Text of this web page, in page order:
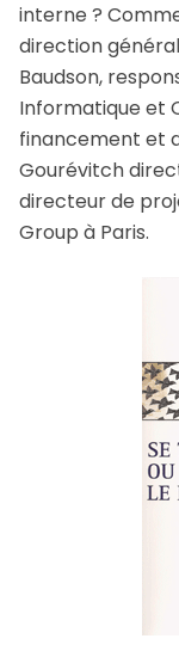
interne ?
direction
Baudson,
Informatique et
financement et
Gourévitch
directeur de
Group à Paris.